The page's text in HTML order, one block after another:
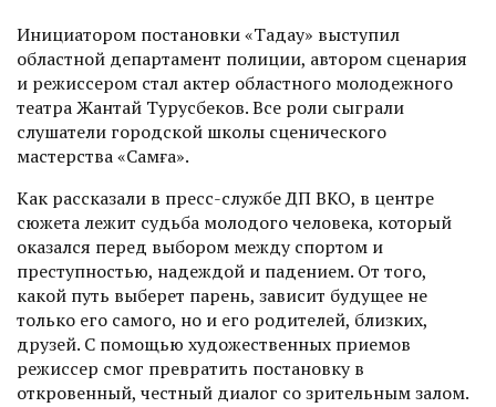
Инициатором постановки «Таңдау» выступил
областной департамент полиции, автором сценария
и режиссером стал актер областного молодежного
театра Жантай Турусбеков. Все роли сыграли
слушатели городской школы сценического
мастерства «Самға».
Как рассказали в пресс-службе ДП ВКО, в центре
сюжета лежит судьба молодого человека, который
оказался перед выбором между спортом и
преступностью, надеждой и падением. От того,
какой путь выберет парень, зависит будущее не
только его самого, но и его родителей, близких,
друзей. С помощью художест­венных приемов
режиссер смог превратить постановку в
откровенный, честный диалог со зрительным залом.